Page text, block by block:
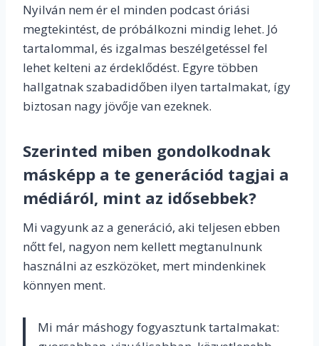
Nyilván nem ér el minden podcast óriási
megtekintést, de próbálkozni mindig lehet. Jó
tartalommal, és izgalmas beszélgetéssel fel
lehet kelteni az érdeklődést. Egyre többen
hallgatnak szabadidőben ilyen tartalmakat, így
biztosan nagy jövője van ezeknek.
Szerinted miben gondolkodnak
másképp a te generációd tagjai a
médiáról, mint az idősebbek?
Mi vagyunk az a generáció, aki teljesen ebben
nőtt fel, nagyon nem kellett megtanulnunk
használni az eszközöket, mert mindenkinek
könnyen ment.
Mi már máshogy fogyasztunk tartalmakat: